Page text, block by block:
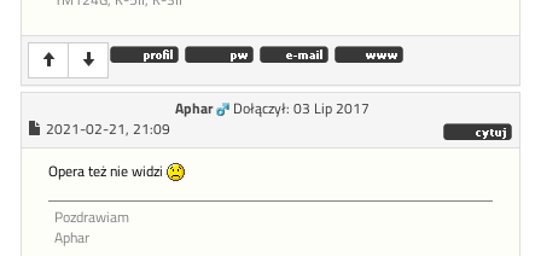
Aphar
Dołączył: 03 Lip 2017
2021-02-21, 21:09
Opera też nie widzi
Pozdrawiam
Aphar